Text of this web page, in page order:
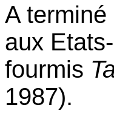
A
aux
fourmis
1987).